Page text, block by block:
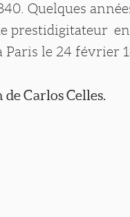
Quelques
prestidigitateur
Paris le 24 février
Carlos Celles.